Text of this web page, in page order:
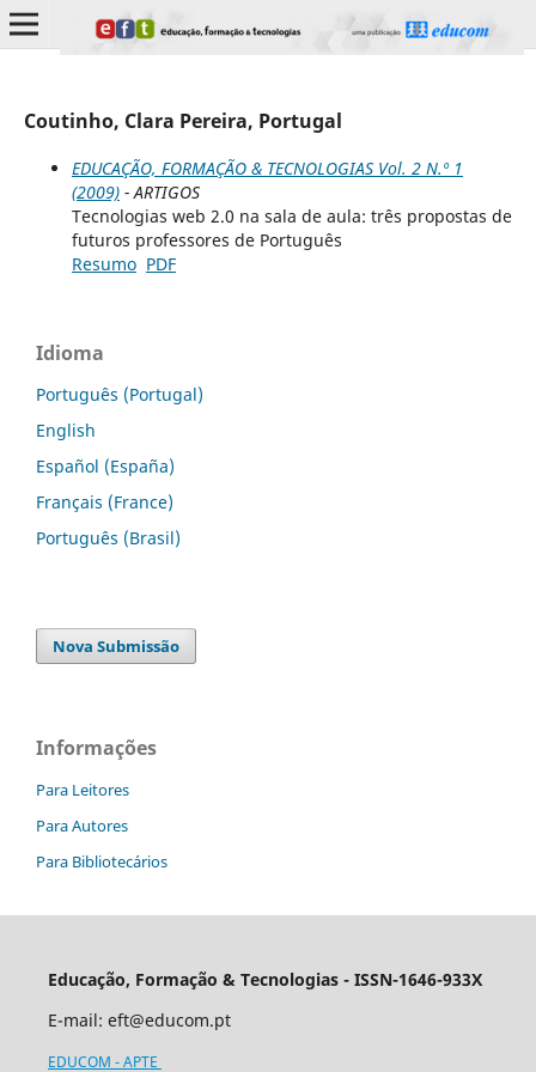
Coutinho, Clara Pereira, Portugal
EDUCAÇÃO, FORMAÇÃO & TECNOLOGIAS Vol. 2 N.º 1
(2009)- ARTIGOS
Tecnologias web 2.0 na sala de aula: três propostas de
futuros professores de Português
Resumo PDF
Idioma
Português (Portugal)
English
Español (España)
Français (France)
Português (Brasil)
Nova Submissão
Informações
Para Leitores
Para Autores
Para Bibliotecários
Educação, Formação & Tecnologias - ISSN-1646-933X
E-mail: eft@educom.pt
EDUCOM - APTE